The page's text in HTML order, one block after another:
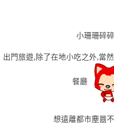
小珊珊碎
出門旅遊,除了在地小吃之外,當
餐廳
想遠離都市塵囂